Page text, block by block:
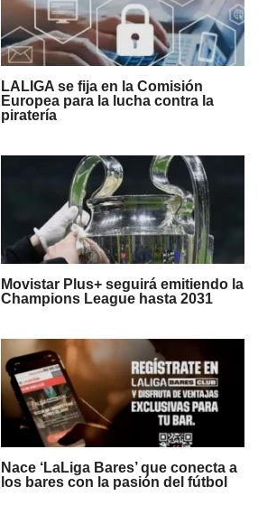
LALIGA se fija en la Comisión
Europea para la lucha contra la
piratería
Movistar Plus+ seguirá emitiendo la
Champions League hasta 2031
Nace ‘LaLiga Bares’ que conecta a
los bares con la pasión del fútbol